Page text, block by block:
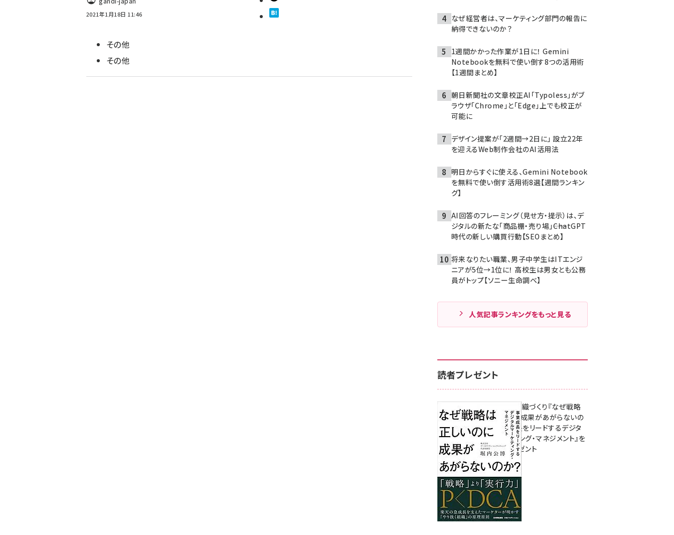
2021年1月18日 11:46
その他
その他
なぜ経営者は、マーケティング部門の報告に
納得できないのか？
1週間かかった作業が1日に！ Gemini
Notebookを無料で使い倒す8つの活用術
【1週間まとめ】
朝日新聞社の文章校正AI「Typoless」がブ
ラウザ「Chrome」と「Edge」上でも校正が
可能に
デザイン提案が「2週間→2日に」 設立22年
を迎えるWeb制作会社のAI活用法
明日からすぐに使える、Gemini Notebook
を無料で使い倒す活用術8選【週間ランキン
グ】
AI回答のフレーミング（見せ方・提示）は、デ
ジタルの新たな「商品棚・売り場」――ChatGPT
時代の新しい購買行動【SEOまとめ】
将来なりたい職業、男子中学生はITエンジ
ニアが5位→1位に！ 高校生は男女とも公務
員がトップ【ソニー生命調べ】
人気記事ランキングをもっと見る
読者プレゼント
成果を生む組織づくり『なぜ戦略
は正しいのに成果があがらないの
か？ 事業成長をリードするデジタ
ルマーケティング・マネジメント』を
3名様にプレゼント
8月7日 10:00